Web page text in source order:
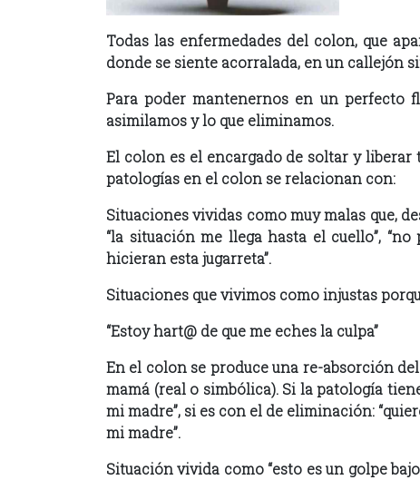
Todas las enfermedades del colon, que
donde se siente acorralada, en un callejón
Para poder mantenernos en un perfecto
asimilamos y lo que eliminamos.
El colon es el encargado de soltar y
patologías en el colon se relacionan con:
Situaciones vividas como muy malas que,
“la situación me llega hasta el cuello”,
hicieran esta jugarreta”.
Situaciones que vivimos como injustas
“Estoy hart@ de que me eches la culpa”
En el colon se produce una re-absorción
mamá (real o simbólica). Si la patología
mi madre”, si es con el de eliminación:
mi madre”.
Situación vivida como “esto es un golpe